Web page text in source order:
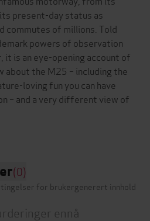
present-day status as
commutes of millions. Told
powers of observation
is an eye-opening account of
about the M25 – including the
loving fun you can have
– and a very different view of
(0)
for brukergenerert innhold
ennå